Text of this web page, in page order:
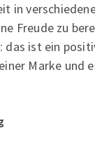
in
Freude zu
das ist ein
Marke und